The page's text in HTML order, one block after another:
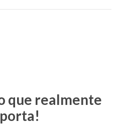
que realmente